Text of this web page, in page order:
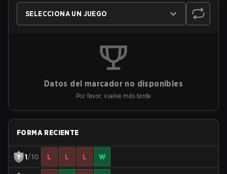
SELECCIONA UN JUEGO
Datos del marcador no disponibles
Por favor, vuelve más tarde
FORMA RECIENTE
1/10 L L L W